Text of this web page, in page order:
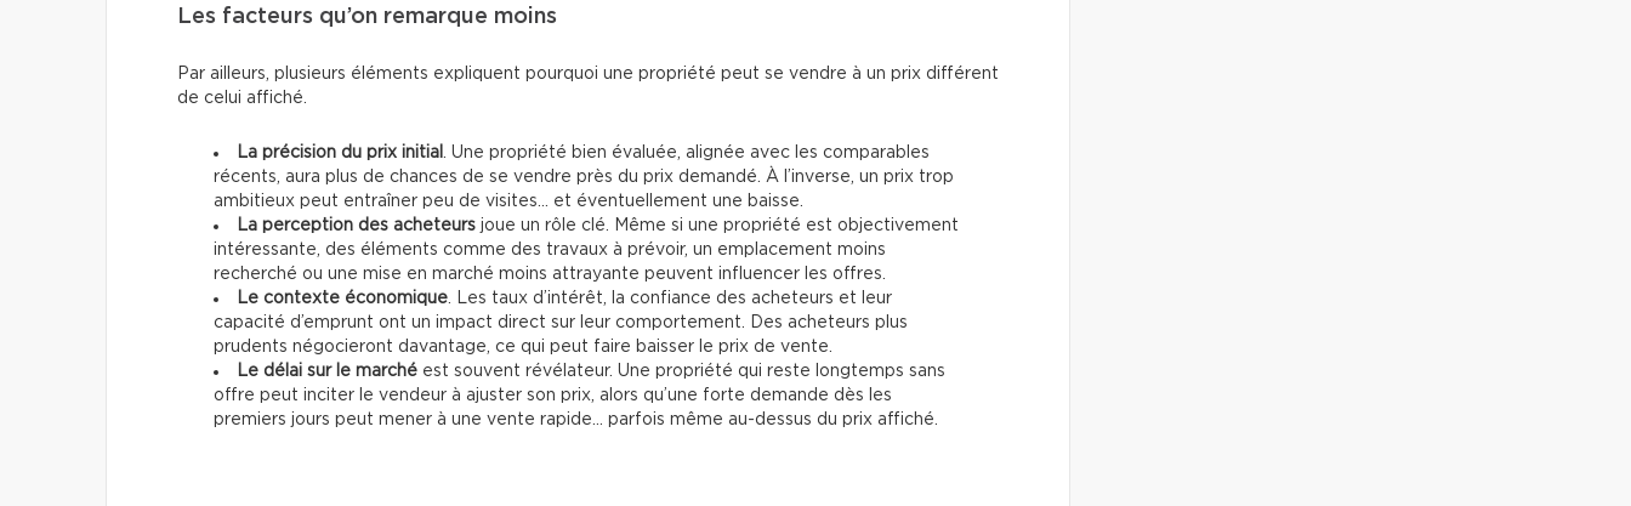
Les facteurs qu’on remarque moins
Par ailleurs, plusieurs éléments expliquent pourquoi une propriété peut se vendre à un prix différent
de celui affiché.
La précision du prix initial
. Une propriété bien évaluée, alignée avec les comparables
récents, aura plus de chances de se vendre près du prix demandé. À l’inverse, un prix trop
ambitieux peut entraîner peu de visites… et éventuellement une baisse.
La perception des acheteurs joue un rôle clé. Même si une propriété est objectivement
intéressante, des éléments comme des travaux à prévoir, un emplacement moins
recherché ou une mise en marché moins attrayante peuvent influencer les offres.
Le contexte économique . Les taux d’intérêt, la confiance des acheteurs et leur
capacité d’emprunt ont un impact direct sur leur comportement. Des acheteurs plus
prudents négocieront davantage, ce qui peut faire baisser le prix de vente.
Le délai sur le marché est souvent révélateur. Une propriété qui reste longtemps sans
offre peut inciter le vendeur à ajuster son prix, alors qu’une forte demande dès les
premiers jours peut mener à une vente rapide… parfois même au-dessus du prix affiché.